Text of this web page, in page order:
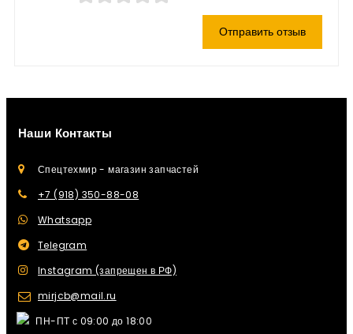
Отправить отзыв
Наши Контакты
Спецтехмир - магазин запчастей
+7 (918) 350-88-08
Whatsapp
Telegram
Instagram (запрещен в РФ)
mirjcb@mail.ru
ПН-ПТ с 09:00 до 18:00